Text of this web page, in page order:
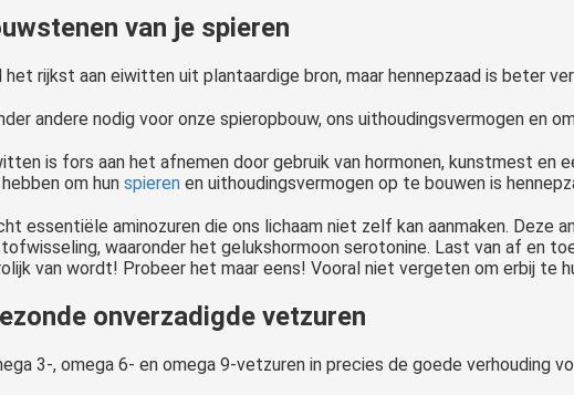
van je spieren
het rijkst aan eiwitten uit plantaardige bron, maar hennepzaad is beter
andere nodig voor onze spieropbouw, ons uithoudingsvermogen en
is fors aan het afnemen door gebruik van hormonen, kunstmest en
om hun spieren en uithoudingsvermogen op te bouwen is
essentiële aminozuren die ons lichaam niet zelf kan aanmaken. Deze
waaronder het gelukshormoon serotonine. Last van af en
van wordt! Probeer het maar eens! Vooral niet vergeten om erbij te
onverzadigde vetzuren
3-, omega 6- en omega 9-vetzuren in precies de goede verhouding